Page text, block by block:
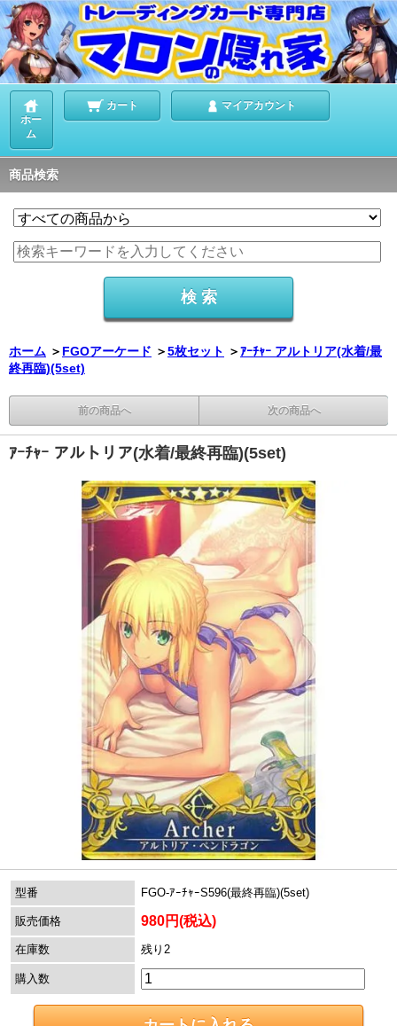
ホー
ム
カート マイアカウント
商品検索
ホーム ＞ FGOアーケード ＞5枚セット ＞ｱｰﾁｬｰ アルトリア(水着/最
終再臨)(5set)
前の商品へ 次の商品へ
ｱｰﾁｬｰ アルトリア(水着/最終再臨)(5set)
型番 FGO-ｱｰﾁｬｰS596(最終再臨)(5set)
販売価格 980円(税込)
在庫数 残り2
購入数